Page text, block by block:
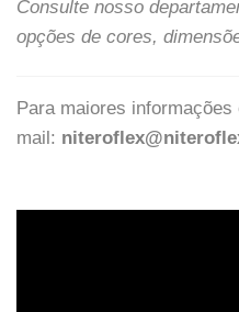
Consulte nosso
opções de cores,
Para maiores
mail: